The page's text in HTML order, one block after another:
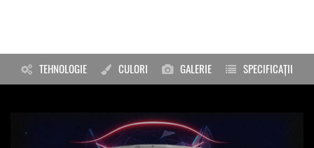
TEHNOLOGIE CULORI GALERIE SPECIFICAȚII